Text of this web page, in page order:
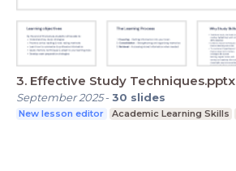
3. Effective Study Techniques.pptx
September 2025-30 slides
New lesson editor Academic Learning Skills